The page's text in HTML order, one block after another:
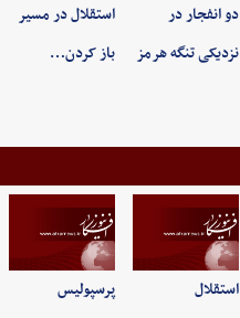
دو انفجار در
نزدیکی تنگه هرمز
استقلال در مسیر
باز کردن…
استقلال پرسپولیس